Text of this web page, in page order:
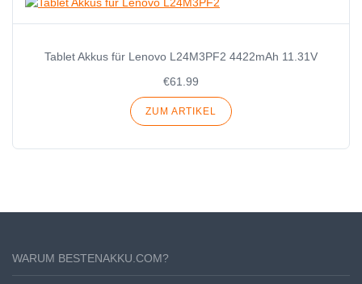
Tablet Akkus für Lenovo L24M3PF2 4422mAh 11.31V
€61.99
ZUM ARTIKEL
WARUM BESTENAKKU.COM?